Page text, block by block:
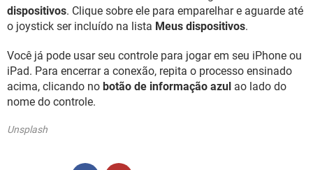
dispositivos. Clique sobre ele para emparelhar e aguarde até
o joystick ser incluído na lista Meus dispositivos.
Você já pode usar seu controle para jogar em seu iPhone ou
iPad. Para encerrar a conexão, repita o processo ensinado
acima, clicando no botão de informação azul ao lado do
nome do controle.
Unsplash